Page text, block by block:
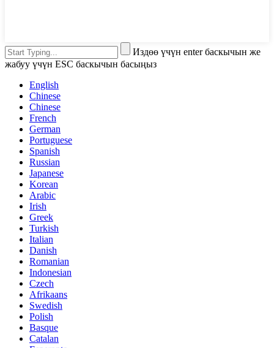
Издөө үчүн enter баскычын же
жабуу үчүн ESC баскычын басыңыз
English
Chinese
Chinese
French
German
Portuguese
Spanish
Russian
Japanese
Korean
Arabic
Irish
Greek
Turkish
Italian
Danish
Romanian
Indonesian
Czech
Afrikaans
Swedish
Polish
Basque
Catalan